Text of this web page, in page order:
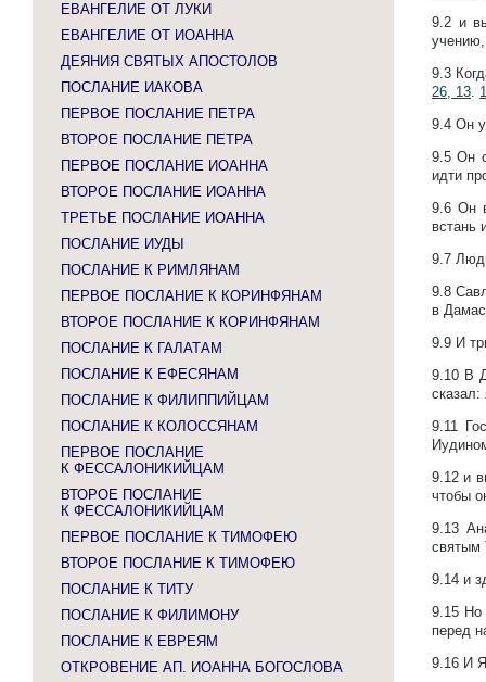
ЕВАНГЕЛИЕ ОТ ЛУКИ
ЕВАНГЕЛИЕ ОТ ИОАННА
ДЕЯНИЯ СВЯТЫХ АПОСТОЛОВ
ПОСЛАНИЕ ИАКОВА
ПЕРВОЕ ПОСЛАНИЕ ПЕТРА
ВТОРОЕ ПОСЛАНИЕ ПЕТРА
ПЕРВОЕ ПОСЛАНИЕ ИОАННА
ВТОРОЕ ПОСЛАНИЕ ИОАННА
ТРЕТЬЕ ПОСЛАНИЕ ИОАННА
ПОСЛАНИЕ ИУДЫ
ПОСЛАНИЕ К РИМЛЯНАМ
ПЕРВОЕ ПОСЛАНИЕ К КОРИНФЯНАМ
ВТОРОЕ ПОСЛАНИЕ К КОРИНФЯНАМ
ПОСЛАНИЕ К ГАЛАТАМ
ПОСЛАНИЕ К ЕФЕСЯНАМ
ПОСЛАНИЕ К ФИЛИППИЙЦАМ
ПОСЛАНИЕ К КОЛОССЯНАМ
ПЕРВОЕ ПОСЛАНИЕ
К ФЕССАЛОНИКИЙЦАМ
ВТОРОЕ ПОСЛАНИЕ
К ФЕССАЛОНИКИЙЦАМ
ПЕРВОЕ ПОСЛАНИЕ К ТИМОФЕЮ
ВТОРОЕ ПОСЛАНИЕ К ТИМОФЕЮ
ПОСЛАНИЕ К ТИТУ
ПОСЛАНИЕ К ФИЛИМОНУ
ПОСЛАНИЕ К ЕВРЕЯМ
ОТКРОВЕНИЕ АП. ИОАННА БОГОСЛОВА
9.2 и
9.3
26, 13.
9.4 Он
9.5Он
идти
9.6Он
встань
9.7
9.8
в
9.9 И
9.10 В
сказал:
9.11
9.12 и
чтобы
9.13
святым
9.14 и
9.15 Но
перед
9.16 И